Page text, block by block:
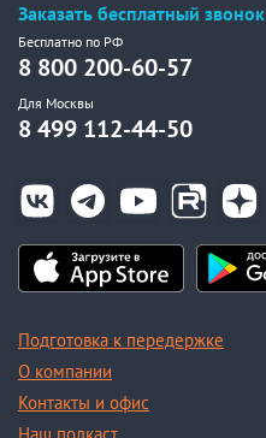
Заказать бесплатный звонок
Бесплатно по РФ
8 800 200-60-57
Для Москвы
8 499 112-44-50
Подготовка к передержке
О компании
Контакты и офис